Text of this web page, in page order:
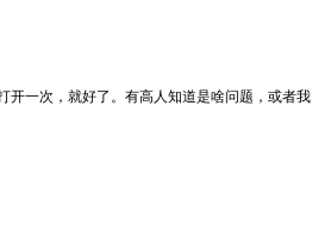
开一次，就好了。有高人知道是啥问题，或者我